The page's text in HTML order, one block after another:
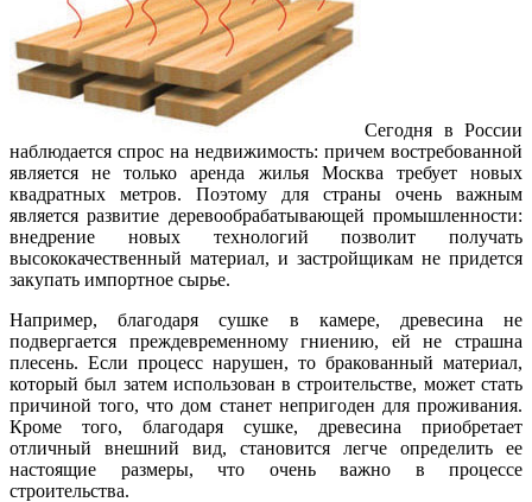
Сегодня в России
наблюдается спрос на недвижимость: причем востребованной
является не только аренда жилья Москва требует новых
квадратных метров. Поэтому для страны очень важным
является развитие деревообрабатывающей промышленности:
внедрение новых технологий позволит получать
высококачественный материал, и застройщикам не придется
закупать импортное сырье.
Например, благодаря сушке в камере, древесина не
подвергается преждевременному гниению, ей не страшна
плесень. Если процесс нарушен, то бракованный материал,
который был затем использован в строительстве, может стать
причиной того, что дом станет непригоден для проживания.
Кроме того, благодаря сушке, древесина приобретает
отличный внешний вид, становится легче определить ее
настоящие размеры, что очень важно в процессе
строительства.